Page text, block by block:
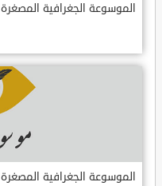
الموسوعة الجغرافية المصغرة
الموسوعة الجغرافية المصغرة